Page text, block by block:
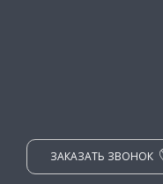
ЗАКАЗАТЬ ЗВОНОК